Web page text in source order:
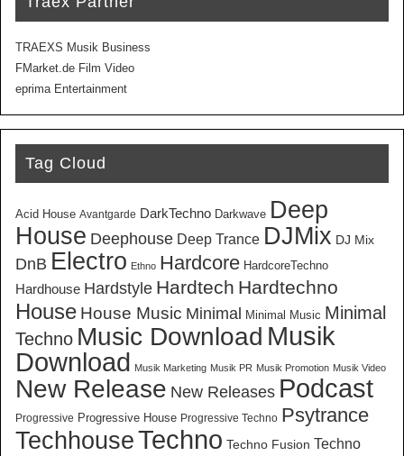
TRAEXS Musik Business
FMarket.de Film Video
eprima Entertainment
Tag Cloud
Acid House Avantgarde DarkTechno Darkwave Deep
House Deephouse Deep Trance DJMix DJ Mix
DnB Electro Ethno Hardcore HardcoreTechno
Hardhouse Hardstyle Hardtech Hardtechno
House House Music Minimal Minimal Music Minimal
Techno Music Download Musik
Download Musik Marketing Musik PR Musik Promotion Musik Video
New Release New Releases Podcast
Progressive Progressive House Progressive Techno Psytrance
TechhouseTechno Techno Fusion Techno